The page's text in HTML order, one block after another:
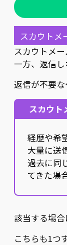
スカウトメ
スカウトメ
一方、返信し
返信が不要な
スカウト
経歴や希
大量に送
過去に同
てきた場
該当する場合
こちらも1つ